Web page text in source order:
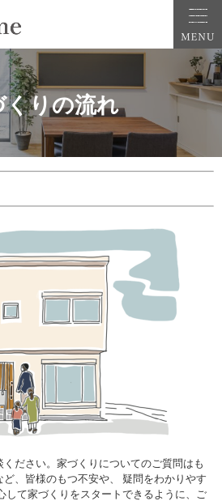
くりの流れ
の新築一戸建ては工務店の株式会社平原建築工房（
市で自然素材のおしゃれでかわいい注文住宅や新築の
ださい。家づくりについてのご質問はも
、皆様のもつ不安や、 疑問をわかりやす
して家づくりをスタートできるように、ご